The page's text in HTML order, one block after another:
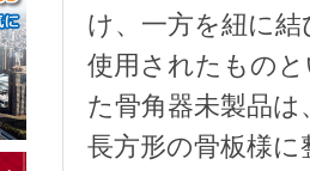
け、一方を紐に
使用されたもの
た骨角器未製品
長方形の骨板様